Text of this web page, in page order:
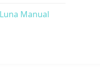
Manual